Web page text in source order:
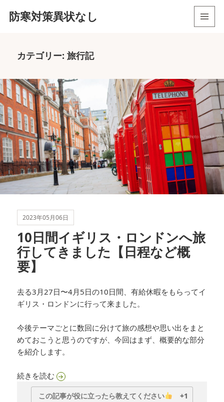
防寒対策異状なし
カテゴリー:旅行記
2023年05月06日
10日間イギリス・ロンドンへ旅
行してきました【日程など概
要】
去る3月27日〜4月5日の10日間、有給休暇をもらってイ
ギリス・ロンドンに行って来ました。
今後テーマごとに数回に分けて旅の感想や思い出をまと
めておこうと思うのですが、今回はまず、概要的な部分
を紹介します。
続きを読む10日間イギリス・ロンドンへ旅行してきました
この記事が役に立ったら教えてください +1